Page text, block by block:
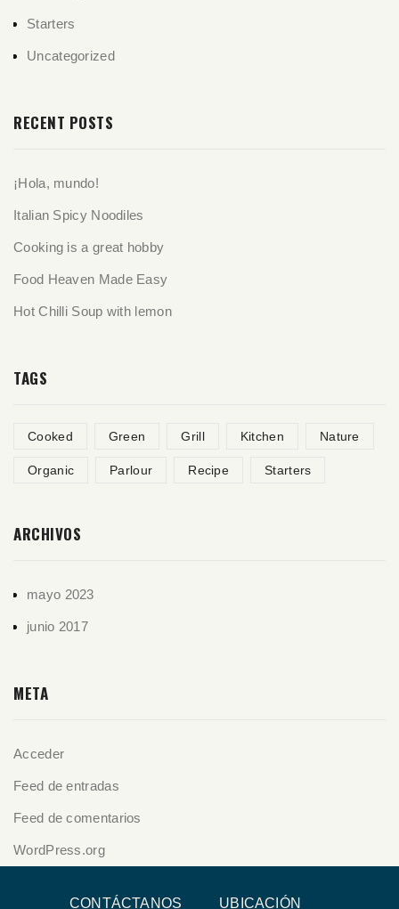
Starters
Uncategorized
RECENT POSTS
¡Hola, mundo!
Italian Spicy Noodiles
Cooking is a great hobby
Food Heaven Made Easy
Hot Chilli Soup with lemon
TAGS
Cooked Green Grill Kitchen Nature
Organic Parlour Recipe Starters
ARCHIVOS
mayo 2023
junio 2017
META
Acceder
Feed de entradas
Feed de comentarios
WordPress.org
CONTÁCTANOS UBICACIÓN